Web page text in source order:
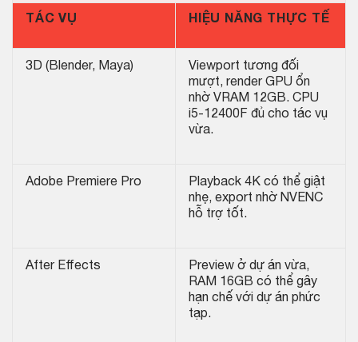
TÁC VỤ HIỆU NĂNG THỰC TẾ
3D (Blender, Maya)
Viewport tương đối
mượt, render GPU ổn
nhờ VRAM 12GB. CPU
i5-12400F đủ cho tác vụ
vừa.
Adobe Premiere Pro
Playback 4K có thể giật
nhẹ, export nhờ NVENC
hỗ trợ tốt.
After Effects
Preview ở dự án vừa,
RAM 16GB có thể gây
hạn chế với dự án phức
tạp.